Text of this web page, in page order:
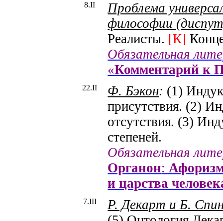
8.II
Проблема
философии
Реалисты. [К]
Обязательная
«Комментарий к
22.II Ф. Бэкон: (1)
присутствия. (2)
отсутствия. (3)
степеней.
Обязательная
Органон:
и царства
7.III
Р. Декарт и Б.